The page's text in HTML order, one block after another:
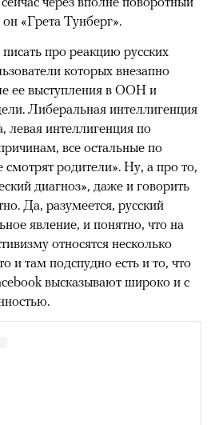
«Грета Тунберг».
про реакцию русских
которых внезапно
ее выступления в ООН и
Либеральная интеллигенция
левая интеллигенция по
все остальные по
родители». Ну, а про то,
диагноз», даже и говорить
Да, разумеется, русский
явление, и понятно, что на
относятся несколько
и там подспудно есть и то, что
высказывают широко и с